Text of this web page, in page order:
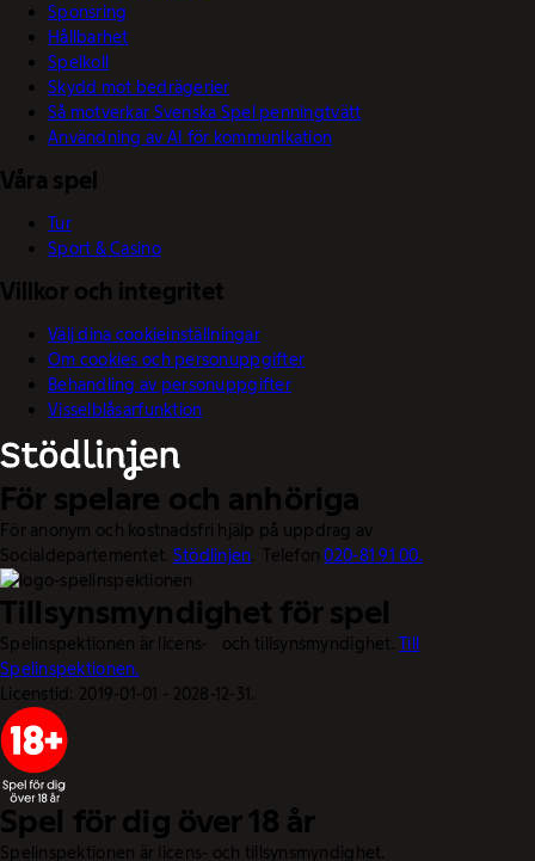
Sponsring
Hållbarhet
Spelkoll
Skydd mot bedrägerier
Så motverkar Svenska Spel penningtvätt
Användning av AI för kommunikation
Våra spel
Tur
Sport & Casino
Villkor och integritet
Välj dina cookieinställningar
Om cookies och personuppgifter
Behandling av personuppgifter
Visselblåsarfunktion
För spelare och anhöriga
För anonym och kostnadsfri hjälp på uppdrag av
Socialdepartementet. Stödlinjen. Telefon020-81 91 00.
Tillsynsmyndighet för spel
Spelinspektionen är licens- och tillsynsmyndighet.Till
Spelinspektionen.
Licenstid: 2019-01-01 - 2028-12-31.
Spel för dig över 18 år
Spelinspektionen är licens- och tillsynsmyndighet.